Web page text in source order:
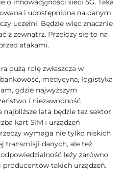
o innowacyjności sieci 5G. Taka
i udostępniona na danym
uczelni. Będzie więc znacznie
z zewnątrz. Przełoży się to na
atakami.
dużą rolę zwłaszcza w
medycyna, logistyka
gdzie najwyższym
i niezawodność
najbliższe lata będzie też sektor
kart SIM i urządzeń
wymaga nie tylko niskich
transmisji danych, ale też
leży zarówno
producentów takich urządzeń.